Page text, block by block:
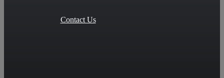
Contact Us